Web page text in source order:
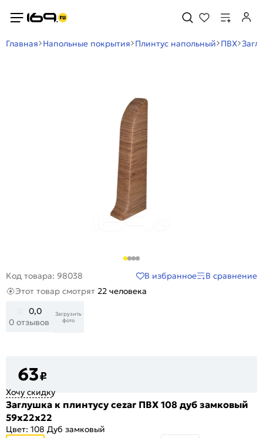
Главная Напольные покрытия Плинтус напольный ПВХ
Код товара: 98038 В избранное
В сравнение
Этот товар смотрят 22 человека
0,0
0 отзывов
Загрузить
фото
63₽
Хочу скидку
Заглушка к плинтусу cezar ПВХ 108 дуб замковый
59x22x22
Цвет: 108 Дуб замковый